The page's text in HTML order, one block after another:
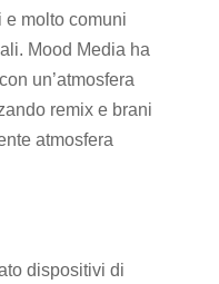
molto comuni
Mood Media ha
un’atmosfera
remix e brani
atmosfera
dispositivi di